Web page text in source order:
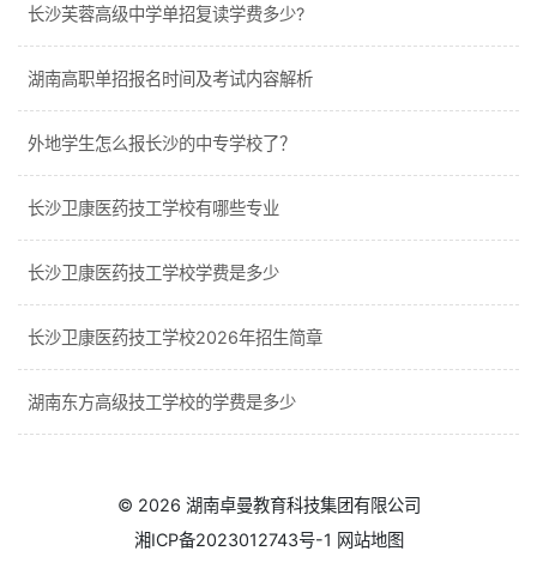
长沙芙蓉高级中学单招复读学费多少?
湖南高职单招报名时间及考试内容解析
外地学生怎么报长沙的中专学校了？
长沙卫康医药技工学校有哪些专业
长沙卫康医药技工学校学费是多少
长沙卫康医药技工学校2026年招生简章
湖南东方高级技工学校的学费是多少
© 2026 湖南卓曼教育科技集团有限公司
湘ICP备2023012743号-1 网站地图